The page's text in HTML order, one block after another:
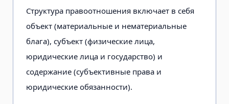
Структура правоотношения включает в себя
объект (материальные и нематериальные
блага), субъект (физические лица,
юридические лица и государство) и
содержание (субъективные права и
юридические обязанности).